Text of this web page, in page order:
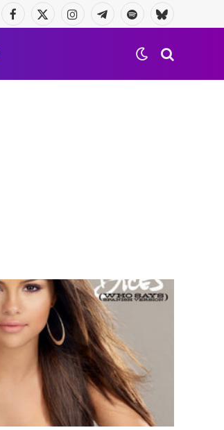
Facebook
X
InstagramTelegramaSpotifyBluesky